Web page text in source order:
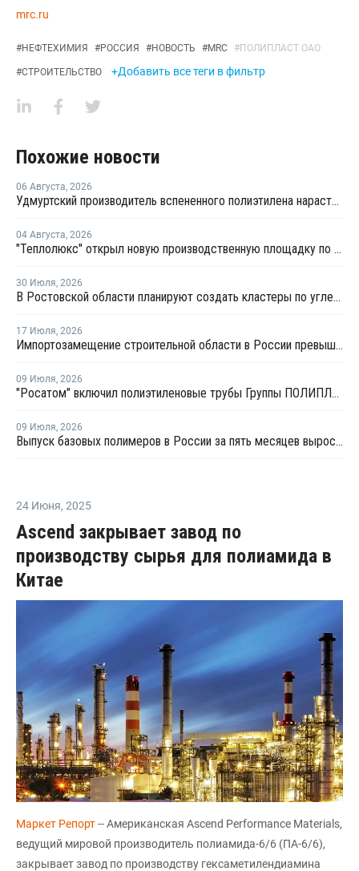
mrc.ru
#НЕФТЕХИМИЯ #РОССИЯ #НОВОСТЬ #MRC #ПОЛИПЛАСТ ОАО
#СТРОИТЕЛЬСТВО +Добавить все теги в фильтр
Похожие новости
06 Августа, 2026
Удмуртский производитель вспененного полиэтилена нарастит выпуск на 15%
04 Августа, 2026
"Теплолюкс" открыл новую производственную площадку по выпуску инженерных систем
30 Июля, 2026
В Ростовской области планируют создать кластеры по углехимии и переработке полимеров
17 Июля, 2026
Импортозамещение строительной области в России превышает 98%
09 Июля, 2026
"Росатом" включил полиэтиленовые трубы Группы ПОЛИПЛАСТИК в Реестр инноваций
09 Июля, 2026
Выпуск базовых полимеров в России за пять месяцев вырос на 3,8%
24 Июня, 2025
Ascend закрывает завод по
производству сырья для полиамида в
Китае
Маркет Репорт-- Американская Ascend Performance Materials,
ведущий мировой производитель полиамида-6/6 (ПА-6/6),
закрывает завод по производству гексаметилендиамина